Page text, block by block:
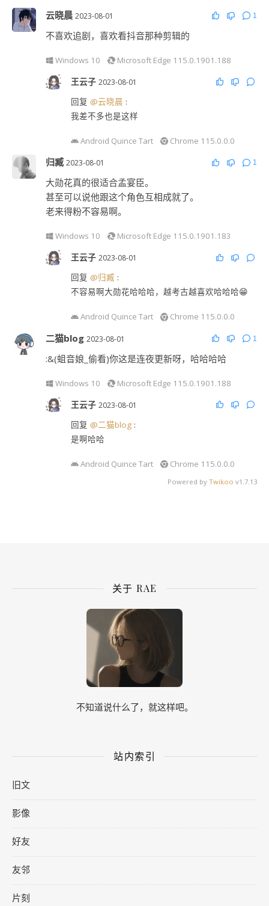
Windows 10
Microsoft Edge 115.0.1901.188
云晓晨 2023-08-01 1
不喜欢追剧，喜欢看抖音那种剪辑的
Windows 10 Microsoft Edge 115.0.1901.188
王云子 2023-08-01
回复 @云晓晨 :
我差不多也是这样
Android Quince Tart Chrome 115.0.0.0
归臧 2023-08-01 1
大勋花真的很适合孟宴臣。
甚至可以说他跟这个角色互相成就了。
老来得粉不容易啊。
Windows 10 Microsoft Edge 115.0.1901.183
王云子 2023-08-01
回复 @归臧 :
不容易啊大勋花哈哈哈，越考古越喜欢哈哈哈😁
Android Quince Tart Chrome 115.0.0.0
二猫blog 2023-08-01 1
:&(蛆音娘_偷看)你这是连夜更新呀，哈哈哈哈
Windows 10 Microsoft Edge 115.0.1901.188
王云子 2023-08-01
回复 @二猫blog:
是啊哈哈
Android Quince Tart Chrome 115.0.0.0
Powered by Twikoo v1.7.13
关于 RAE
不知道说什么了，就这样吧。
站内索引
旧文
影像
好友
友邻
片刻